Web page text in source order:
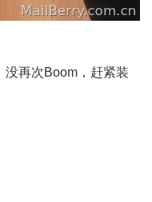
没再次Boom，赶紧装